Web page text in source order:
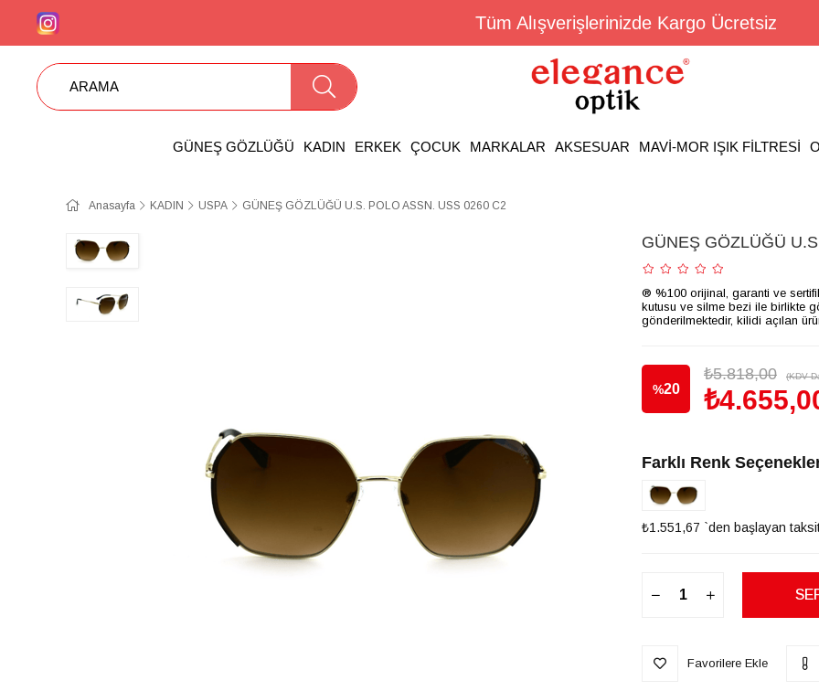
Tüm Alışverişlerinizde Kargo Ücretsiz
GÜNEŞ GÖZLÜĞÜ KADIN ERKEK ÇOCUK MARKALAR AKSESUAR MAVİ-MOR IŞIK FİLTRESİ
Anasayfa KADIN USPA GÜNEŞ GÖZLÜĞÜ U.S. POLO ASSN. USS 0260 C2
GÜNEŞ GÖZLÜĞÜ
® %100 orijinal, garanti ve
kutusu ve silme bezi ile birlikte
gönderilmektedir, kilidi açılan
%20
₺5.818,00 (KDV
Farklı Renk
₺1.551,67 `den başlayan
Favorilere Ekle